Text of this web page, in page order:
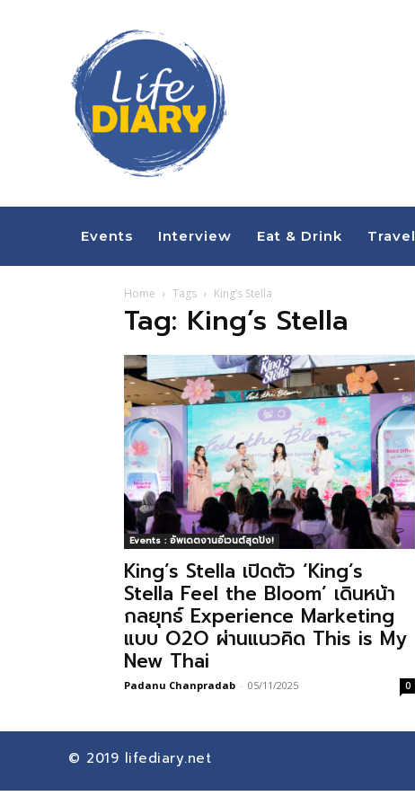
Events Interview Eat & Drink Travel
Home Tags King’s Stella
Tag: King’s Stella
Events : อัพเดตงานอีเวนต์สุดปัง!
King’s Stella เปิดตัว ‘King’s
Stella Feel the Bloom’ เดินหน้า
กลยุทธ์ Experience Marketing
แบบ O2O ผ่านแนวคิด This is My
New Thai
Padanu Chanpradab - 05/11/2025 0
© 2019 lifediary.net